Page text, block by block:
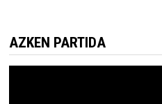
AZKEN PARTIDA